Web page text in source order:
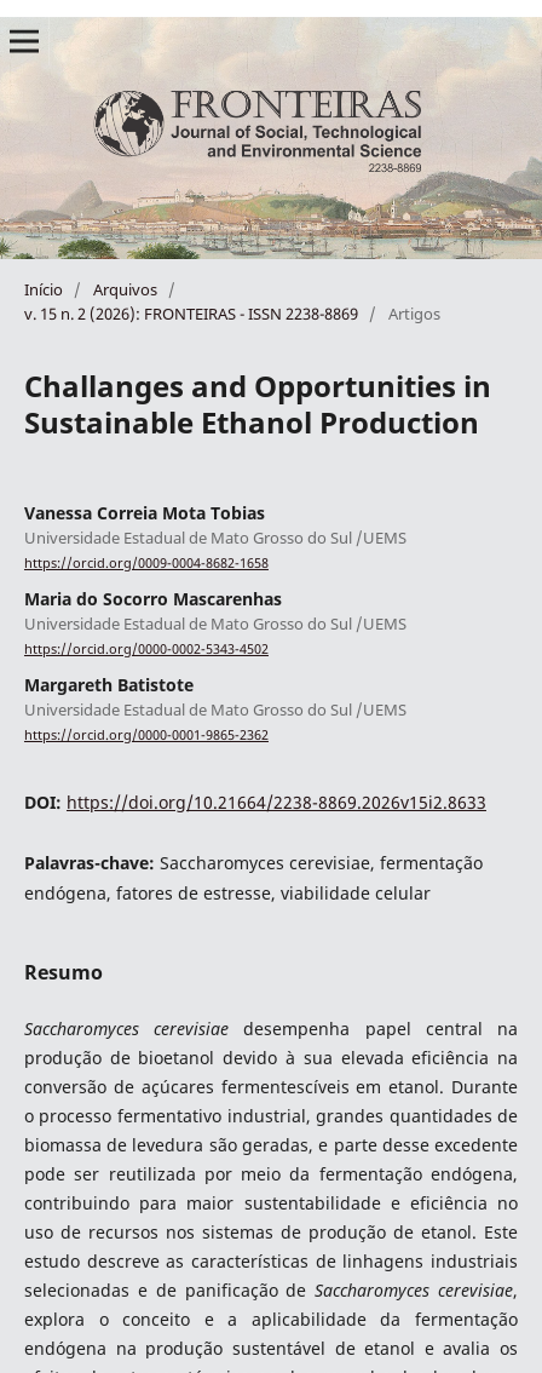
Início / Arquivos /
v. 15 n. 2 (2026): FRONTEIRAS - ISSN 2238-8869 / Artigos
Challanges and Opportunities in
Sustainable Ethanol Production
Vanessa Correia Mota Tobias
Universidade Estadual de Mato Grosso do Sul /UEMS
https://orcid.org/0009-0004-8682-1658
Maria do Socorro Mascarenhas
Universidade Estadual de Mato Grosso do Sul /UEMS
https://orcid.org/0000-0002-5343-4502
Margareth Batistote
Universidade Estadual de Mato Grosso do Sul /UEMS
https://orcid.org/0000-0001-9865-2362
DOI: https://doi.org/10.21664/2238-8869.2026v15i2.8633
Palavras-chave: Saccharomyces cerevisiae, fermentação
endógena, fatores de estresse, viabilidade celular
Resumo
Saccharomyces cerevisiae desempenha papel central na
produção de bioetanol devido à sua elevada eficiência na
conversão de açúcares fermentescíveis em etanol. Durante
o processo fermentativo industrial, grandes quantidades de
biomassa de levedura são geradas, e parte desse excedente
pode ser reutilizada por meio da fermentação endógena,
contribuindo para maior sustentabilidade e eficiência no
uso de recursos nos sistemas de produção de etanol. Este
estudo descreve as características de linhagens industriais
selecionadas e de panificação deSaccharomyces cerevisiae,
explora o conceito e a aplicabilidade da fermentação
endógena na produção sustentável de etanol e avalia os